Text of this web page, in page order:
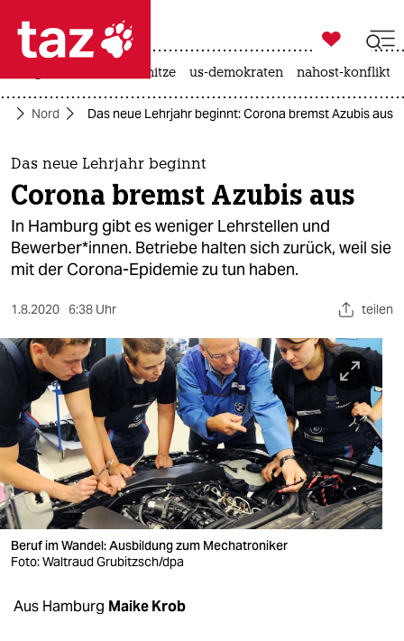
 taz zahl ich
taz zahl ich
themen
politik
öko
sport
berlin
nord
wahrheit
verlag
verlag
veranstaltungen

taz zahl ich
hitze us-demokraten nahost-konflikt
Nord Das neue Lehrjahr beginnt: Corona bremst Azubis aus
Das neue Lehrjahr beginnt
Corona bremst Azubis aus
In Hamburg gibt es weniger Lehrstellen und
Bewerber*innen. Betriebe halten sich zurück, weil sie
mit der Corona-Epidemie zu tun haben.
1.8.2020 6:38 Uhr teilen
Beruf im Wandel: Ausbildung zum Mechatroniker
Foto: Waltraud Grubitzsch/dpa
Aus Hamburg Maike Krob